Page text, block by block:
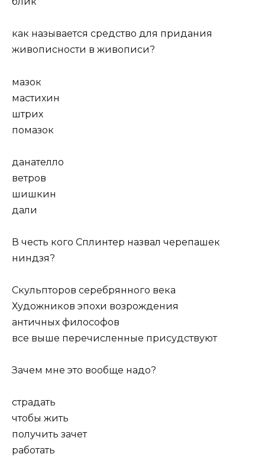
как называется средство для придания
живописности в живописи?
мазок
мастихин
штрих
помазок
данателло
ветров
шишкин
дали
В честь кого Сплинтер назвал черепашек
ниндзя?
Скульпторов серебрянного века
Художников эпохи возрождения
античных философов
все выше перечисленные присудствуют
Зачем мне это вообще надо?
страдать
чтобы жить
получить зачет
работать